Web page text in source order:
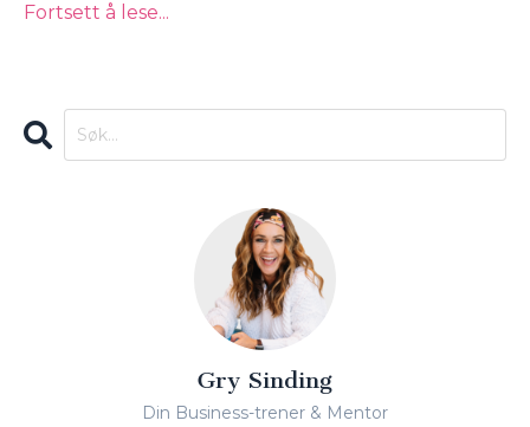
Fortsett å lese...
Gry Sinding
Din Business-trener & Mentor